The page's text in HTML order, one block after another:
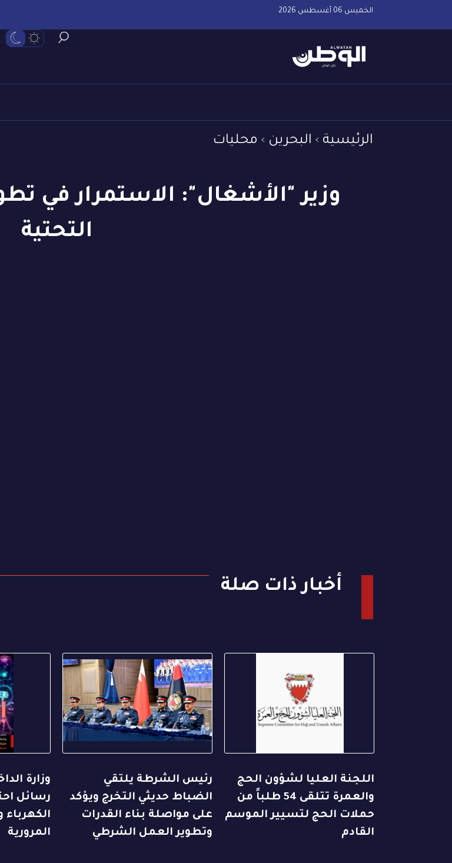
الخميس 06 أغسطس 2026
الرئيسية البحرين محليات
وزير "الأشغال": الاستمرار في
التحتية
أخبار ذات صلة
اللجنة العليا لشؤون الحج
والعمرة تتلقى 54 طلباً من
حملات الحج لتسيير الموسم
القادم
رئيس الشرطة يلتقي
الضباط حديثي التخرج ويؤكد
على مواصلة بناء القدرات
وتطوير العمل الشرطي
وزارة
رسائل
الكهرباء
المرورية